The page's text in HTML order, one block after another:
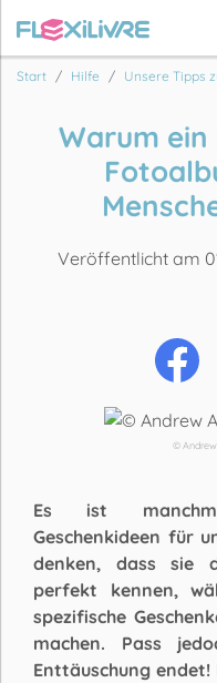
Start Hilfe Unsere Tipps
Warum
Veröffentlicht am
©
Es ist
Geschenkideen für
denken, dass sie
perfekt kennen,
spezifische
machen. Pass
Enttäuschung endet!